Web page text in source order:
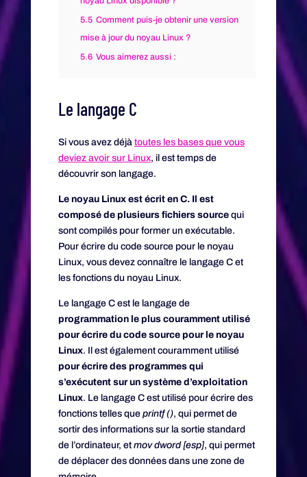
5.5 Comment puis-je obtenir une version
mise à jour du noyau Linux ?
5.6 Vous aimerez aussi :
Le langage C
Si vous avez déjà toutes les bases que vous
deviez avoir sur Linux, il est temps de
découvrir son langage.
Le noyau Linux est écrit en C. Il est
composé de plusieurs fichiers sourcequi
sont compilés pour former un exécutable.
Pour écrire du code source pour le noyau
Linux, vous devez connaître le langage C et
les fonctions du noyau Linux.
Le langage C est le langage de
programmation le plus couramment utilisé
pour écrire du code source pour le noyau
Linux. Il est également couramment utilisé
pour écrire des programmes qui
s’exécutent sur un système d’exploitation
Linux. Le langage C est utilisé pour écrire des
fonctions telles que printf (), qui permet de
sortir des informations sur la sortie standard
de l’ordinateur, et mov dword [esp], qui permet
de déplacer des données dans une zone de